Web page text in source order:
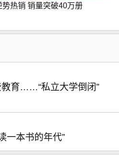
热销 销量突破40万册
育……“私立大学倒闭”
一本书的年代”